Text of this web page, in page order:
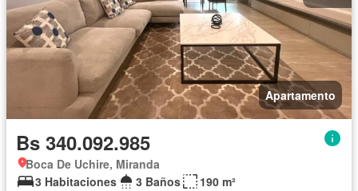
Apartamento
Bs 340.092.985
Boca De Uchire, Miranda
3 Habitaciones
3 Baños
190 m²